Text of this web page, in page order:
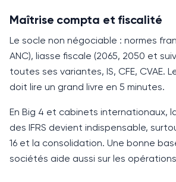
Maîtrise compta et fiscalité
Le socle non négociable : normes
ANC), liasse fiscale (2065, 2050 et
toutes ses variantes, IS, CFE, CVAE.
doit lire un grand livre en 5 minutes.
En Big 4 et cabinets internationaux,
des IFRS devient indispensable,
16 et la consolidation. Une bonne
sociétés aide aussi sur les